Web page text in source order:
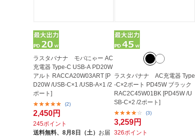
ラスタバナナ モバにゃー AC
充電器 Type-C USB-A PD20W
アルト RACCA20W03ART [P
D20W /USB-C×1 /USB-A×1 /2
ポート]
(2)
2,450円
245ポイント
送料無料、 8月8日（土） お届
ラスタバナナ AC充電器 Type
-C×2ポート PD45W ブラック
RAC2C45W01BK [PD45W /U
SB-C×2 /2ポート]
(3)
3,259円
326ポイント